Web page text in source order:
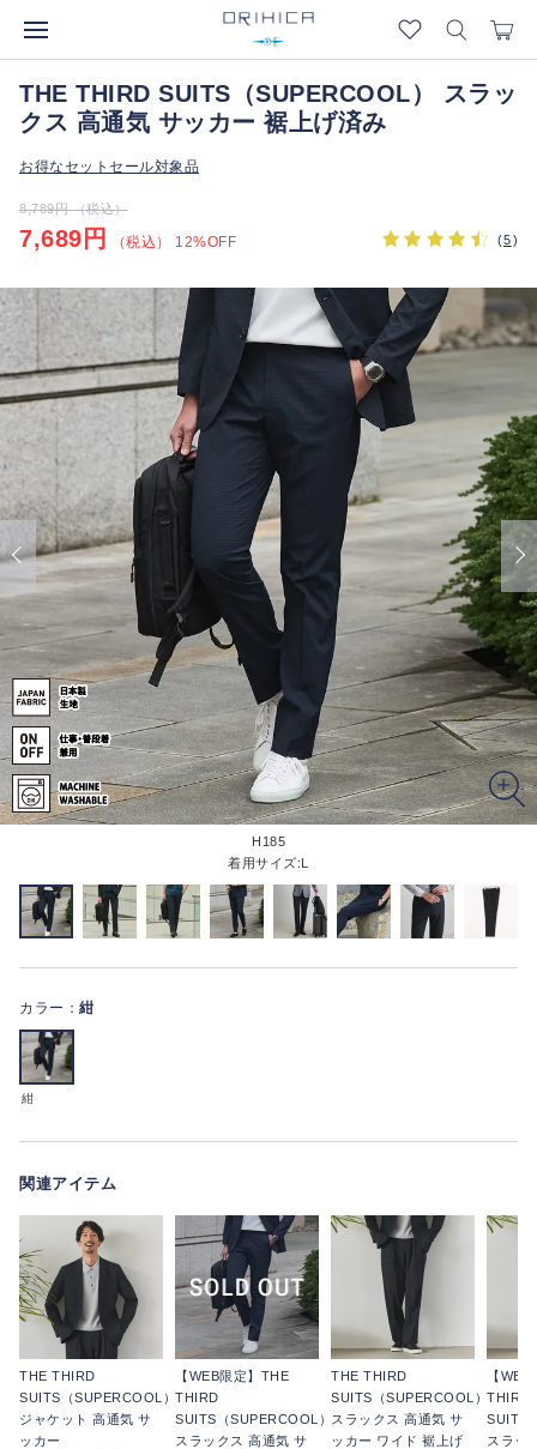
THE THIRD SUITS（SUPERCOOL） スラッ
クス 高通気 サッカー 裾上げ済み
お得なセットセール対象品
8,789円 （税込）
7,689円 （税込） 12%OFF (5)
H185
着用サイズ:L
カラー： 紺
紺
関連アイテム
THE THIRD
SUITS（SUPERCOOL）
ジャケット 高通気 サ
ッカー
【WEB限定】THE
THIRD
SUITS（SUPERCOOL）
スラックス 高通気 サ
THE THIRD
SUITS（SUPERCOOL）
スラックス 高通気 サ
ッカー ワイド 裾上げ
【
THIRD
SUITS
スラッ